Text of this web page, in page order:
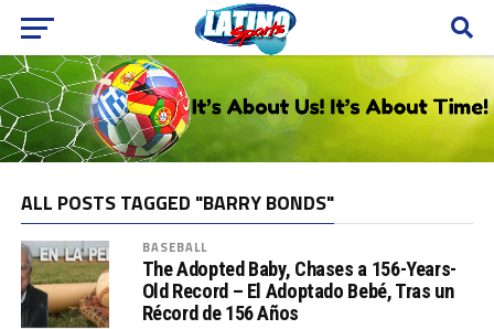
ALL POSTS TAGGED "BARRY BONDS"
BASEBALL
The Adopted Baby, Chases a 156-Years-
Old Record – El Adoptado Bebé, Tras un
Récord de 156 Años